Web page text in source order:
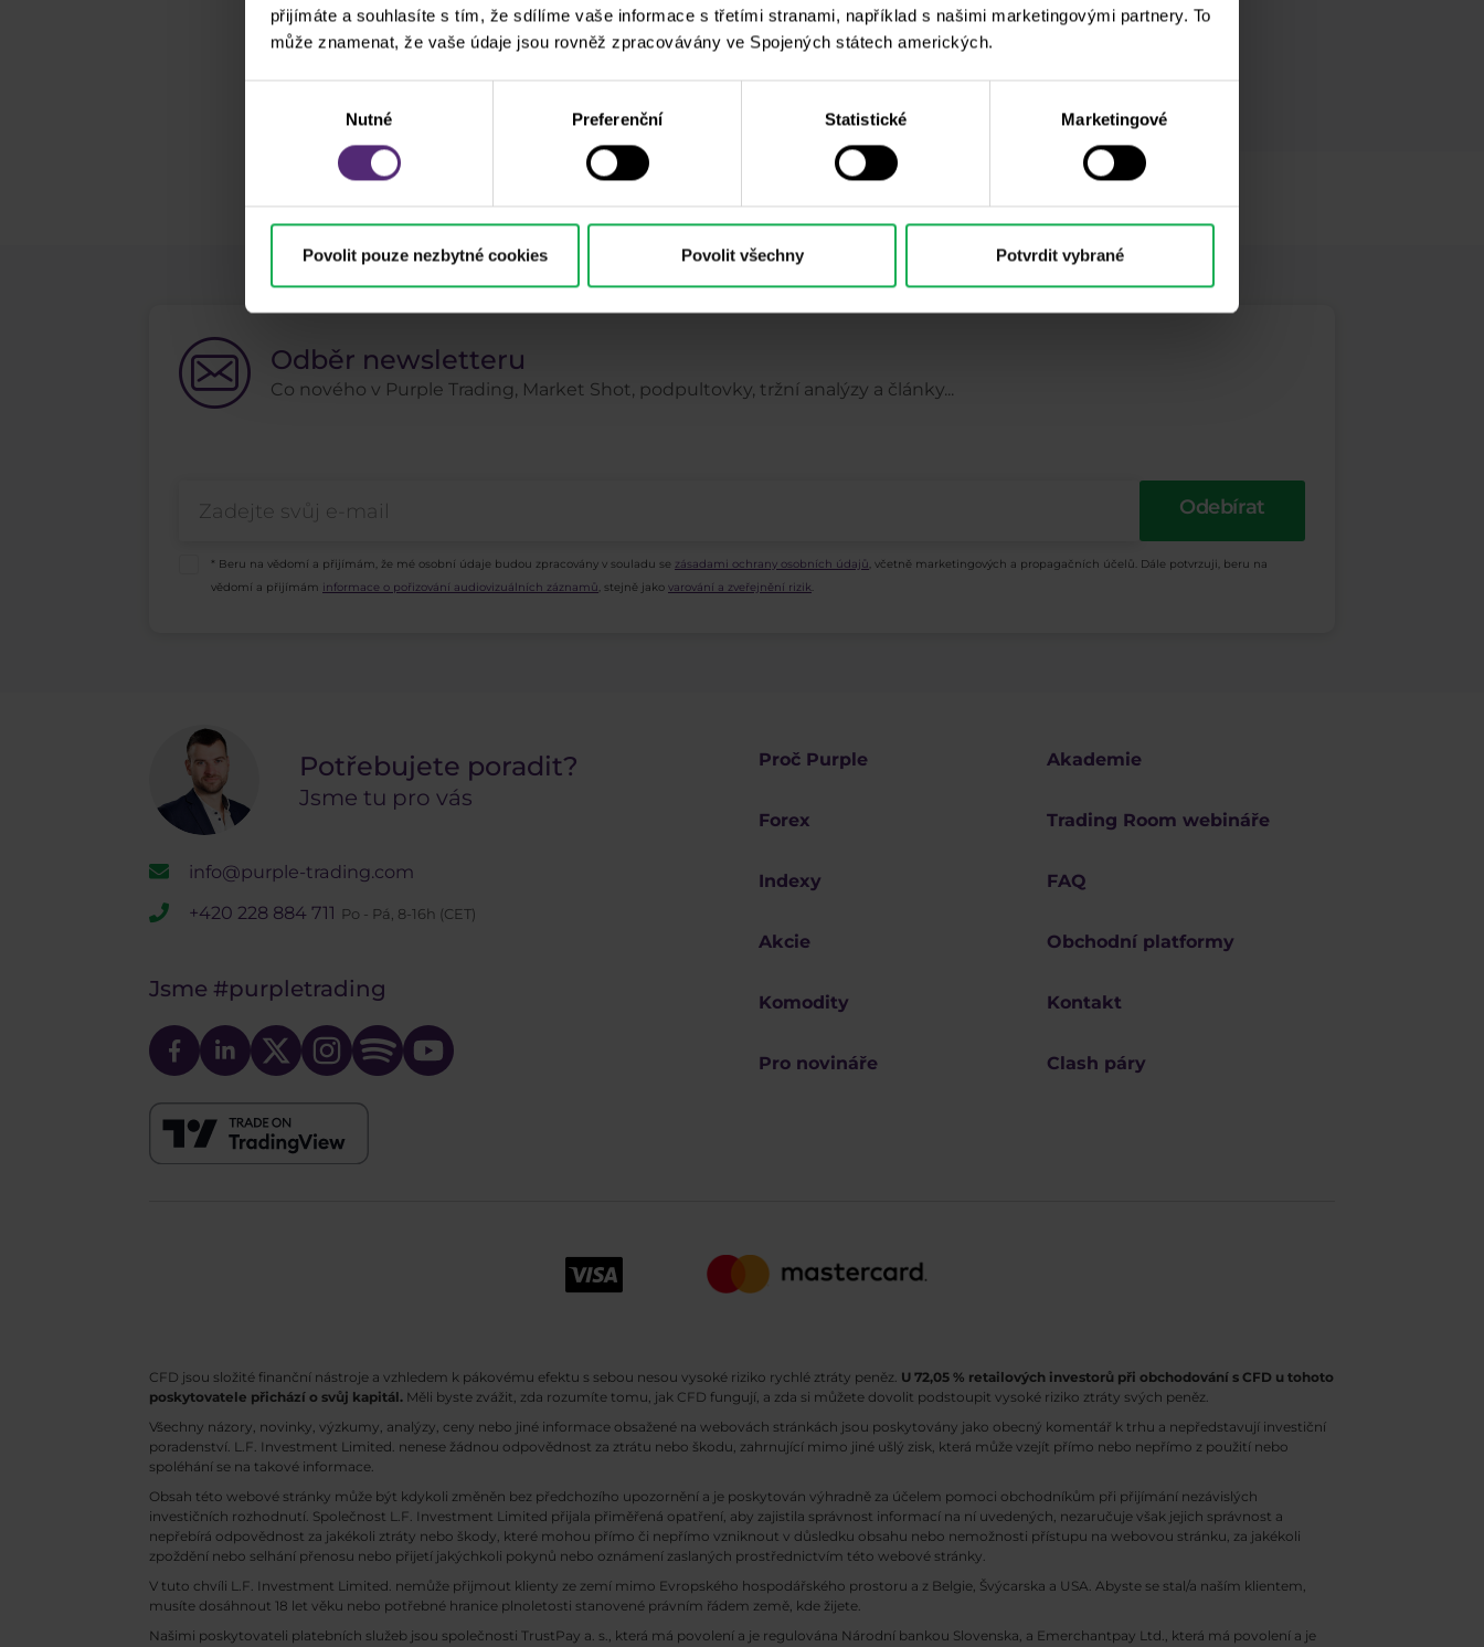
přijímáte a souhlasíte s tím, že sdílíme vaše informace s třetími stranami, například s našimi marketingovými partnery. To
může znamenat, že vaše údaje jsou rovněž zpracovávány ve Spojených státech amerických.
Nutné Preferenční Statistické Marketingové
Povolit pouze nezbytné cookies Povolit všechny Potvrdit vybrané
Chci se stát členem
Odběr newsletteru
Co nového v Purple Trading, Market Shot, podpultovky, tržní analýzy a články...
Odebírat
* Beru na vědomí a přijímám, že mé osobní údaje budou zpracovány v souladu se zásadami ochrany osobních údajů, včetně marketingových a propagačních účelů. Dále potvrzuji, beru na
vědomí a přijímám informace o pořizování audiovizuálních záznamů, stejně jako varování a zveřejnění rizik.
Potřebujete poradit?
Jsme tu pro vás
info@purple-trading.com
+420 228 884 711 Po - Pá, 8-16h (CET)
Jsme #purpletrading
Proč Purple Akademie
Forex Trading Room webináře
Indexy FAQ
Akcie Obchodní platformy
Komodity Kontakt
Pro novináře Clash páry
CFD jsou složité finanční nástroje a vzhledem k pákovému efektu s sebou nesou vysoké riziko rychlé ztráty peněz. U 72,05 % retailových investorů při obchodování s CFD u tohoto
poskytovatele přichází o svůj kapitál. Měli byste zvážit, zda rozumíte tomu, jak CFD fungují, a zda si můžete dovolit podstoupit vysoké riziko ztráty svých peněz.
Všechny názory, novinky, výzkumy, analýzy, ceny nebo jiné informace obsažené na webovách stránkách jsou poskytovány jako obecný komentář k trhu a nepředstavují investiční
poradenství. L.F. Investment Limited. nenese žádnou odpovědnost za ztrátu nebo škodu, zahrnující mimo jiné ušlý zisk, která může vzejít přímo nebo nepřímo z použití nebo
spoléhání se na takové informace.
Obsah této webové stránky může být kdykoli změněn bez předchozího upozornění a je poskytován výhradně za účelem pomoci obchodníkům při přijímání nezávislých
investičních rozhodnutí. Společnost L.F. Investment Limited přijala přiměřená opatření, aby zajistila správnost informací na ní uvedených, nezaručuje však jejich správnost a
nepřebírá odpovědnost za jakékoli ztráty nebo škody, které mohou přímo či nepřímo vzniknout v důsledku obsahu nebo nemožnosti přístupu na webovou stránku, za jakékoli
zpoždění nebo selhání přenosu nebo přijetí jakýchkoli pokynů nebo oznámení zaslaných prostřednictvím této webové stránky.
V tuto chvíli L.F. Investment Limited. nemůže přijmout klienty ze zemí mimo Evropského hospodářského prostoru a z Belgie, Švýcarska a USA. Abyste se stal/a naším klientem,
musíte dosáhnout 18 let věku nebo potřebné hranice plnoletosti stanovené právním řádem země, kde žijete.
Našimi poskytovateli platebních služeb jsou společnosti TrustPay a. s., která má povolení a je regulována Národní bankou Slovenska, a Emerchantpay Ltd., která má povolení a je